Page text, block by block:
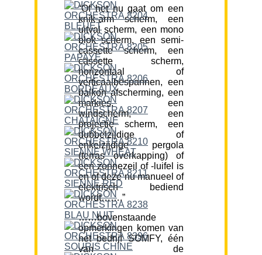
“Of het nu gaat om een
knik-arm scherm, een
uitval scherm, een mono
blok scherm, een semi-
cassette scherm, een
cassette scherm,
horizontaal of
verticaalbespannen, een
balkon afscherming, een
markies, een
windscherm, een
projectie scherm, een
dubbelzijdige of
enkelzijdige pergola
(terras overkapping) of
een zonnezeil of -luifel is
en of deze nu manueel of
elektrisch bediend
wordt…….”
……bovenstaande
opmerkingen komen van
het bedrijf SOMFY, één
van de